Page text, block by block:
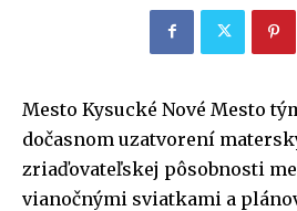
Mesto Kysucké Nové Mesto
dočasnom uzatvorení
zriaďovateľskej pôsobnosti
vianočnými sviatkami a